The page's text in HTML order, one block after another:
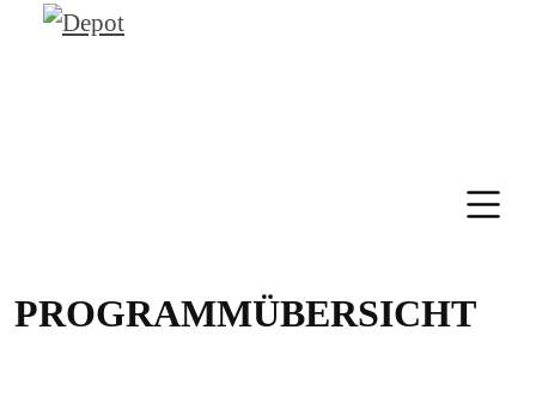
PROGRAMMÜBERSICHT